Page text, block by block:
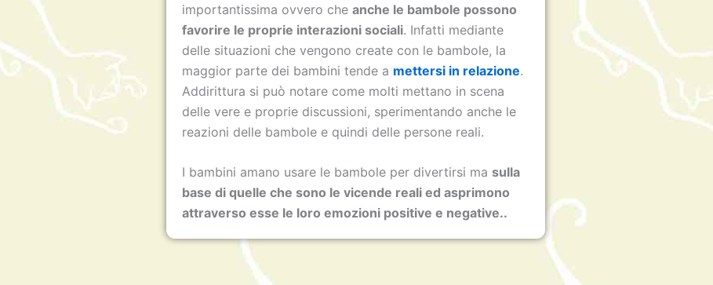
importantissima ovvero cheanche le bambole possono
favorire le proprie interazioni sociali. Infatti mediante
delle situazioni che vengono create con le bambole, la
maggior parte dei bambini tende a mettersi in relazione.
Addirittura si può notare come molti mettano in scena
delle vere e proprie discussioni, sperimentando anche le
reazioni delle bambole e quindi delle persone reali.
I bambini amano usare le bambole per divertirsi ma sulla
base di quelle che sono le vicende reali ed asprimono
attraverso esse le loro emozioni positive e negative..